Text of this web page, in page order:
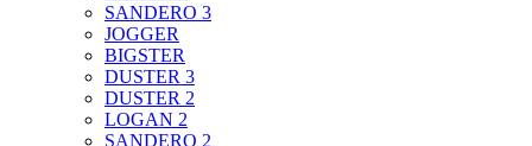
SANDERO 3
JOGGER
BIGSTER
DUSTER 3
DUSTER 2
LOGAN 2
SANDERO 2